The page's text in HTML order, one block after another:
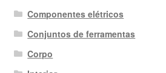
Componentes elétricos
Conjuntos de ferramentas
Corpo